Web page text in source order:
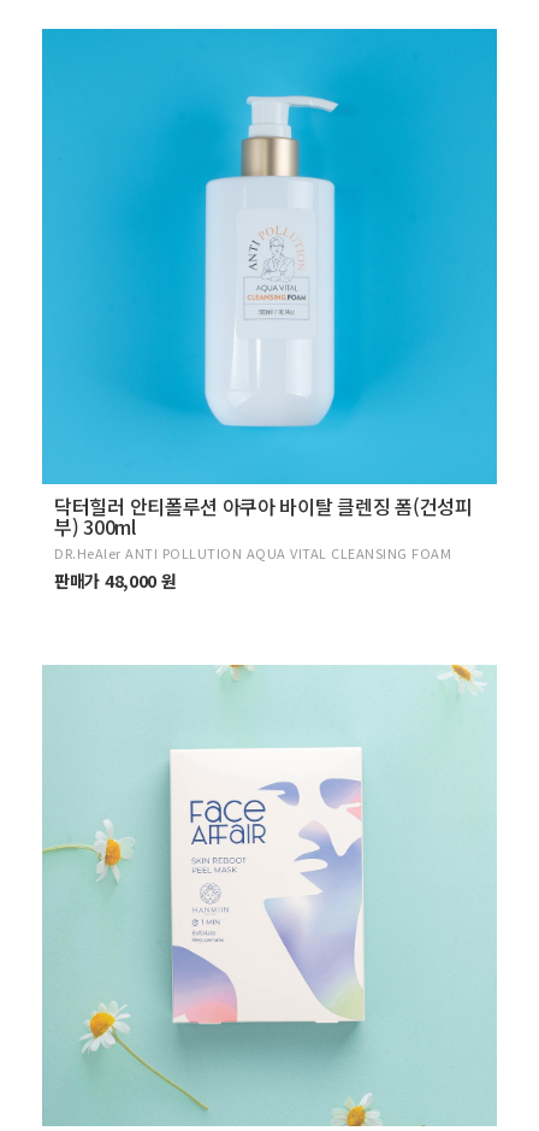
닥터힐러 안티폴루션 아쿠아 바이탈 클렌징 폼(건성피
부) 300ml
DR.HeAler ANTI POLLUTION AQUA VITAL CLEANSING FOAM
판매가 48,000 원